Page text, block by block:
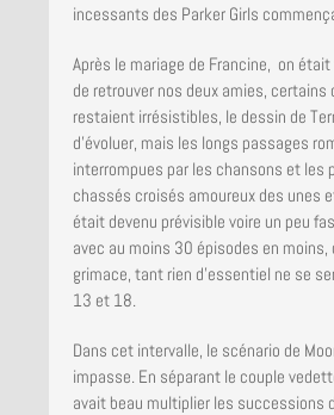
incessants des Parker Girls
Après le mariage de Francine, on
de retrouver nos deux amies,
restaient irrésistibles, le dessin de
d’évoluer, mais les longs passages
interrompues par les chansons et les
chassés croisés amoureux des unes
était devenu prévisible voire un peu
avec au moins 30 épisodes en
grimace, tant rien d’essentiel ne se
13 et 18.
Dans cet intervalle, le scénario de
impasse. En séparant le couple
avait beau multiplier les successions